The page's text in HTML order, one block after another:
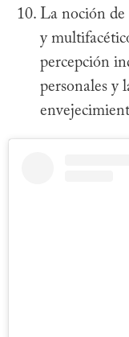
La noción de
y
percepción
personales y